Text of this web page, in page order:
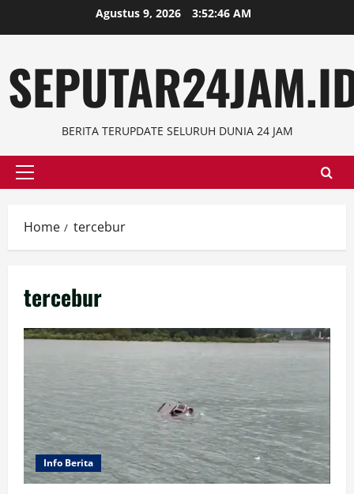
to
Agustus 9, 2026 3:52:46 AM
BERITA TERUPDATE SELURUH DUNIA 24 JAM
Primary
Home tercebur
tercebur
Info Berita